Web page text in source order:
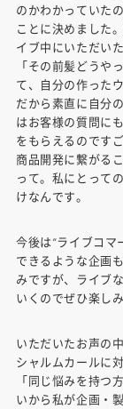
のかわかっていた
ことに決めました
イブ中にいただい
「その前髪どうや
て、自分の作った
だから素直に自分
はお客様の質問に
をもらえるのです
商品開発に繋がる
って。私にとって
けなんです。
今後は“ライブコマ
できるような企画
みですが、ライブ
いくのでぜひ楽し
いただいたお声の
シャルムカールに
「同じ悩みを持つ
いから私が企画・